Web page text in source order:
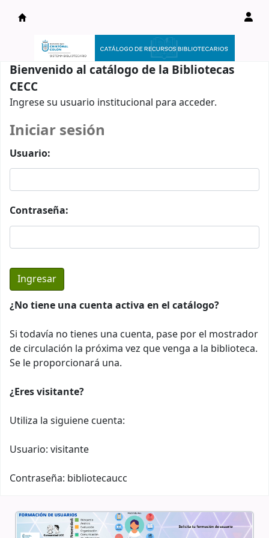
Catálogo en línea
Bienvenido al catálogo de la Bibliotecas
CECC
Ingrese su usuario institucional para acceder.
Iniciar sesión
Usuario:
Contraseña:
¿No tiene una cuenta activa en el catálogo?
Si todavía no tienes una cuenta, pase por el mostrador
de circulación la próxima vez que venga a la biblioteca.
Se le proporcionará una.
¿Eres visitante?
Utiliza la siguiene cuenta:
Usuario: visitante
Contraseña: bibliotecaucc